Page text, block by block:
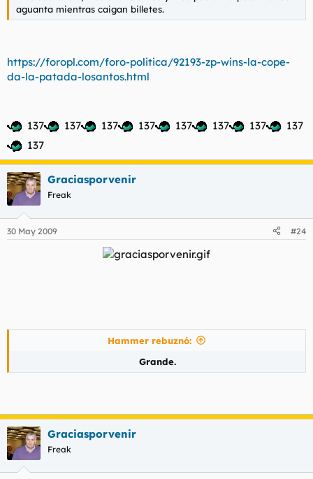
aguanta mientras caigan billetes.
https://foropl.com/foro-politica/92193-zp-wins-la-cope-
da-la-patada-losantos.html
137 137 137 137 137 137 137
137
137
Graciasporvenir
Freak
30 May 2009 #24
Hammer rebuznó:
Grande.
Graciasporvenir
Freak